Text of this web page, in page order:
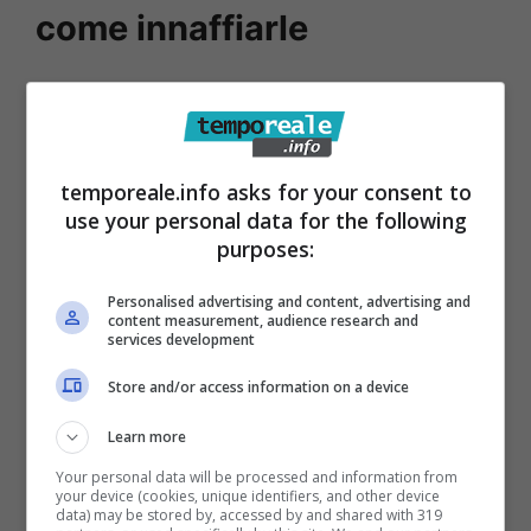
come innaffiarle
di piante grasse, che stanno bene in
riparate dalle intemperie . Le temperature, se
non eccessivamente gelide, saranno
assicurarvi che crescano e proliferino al
temporeale.info asks for your consent to
use your personal data for the following
purposes:
Personalised advertising and content, advertising and
content measurement, audience research and
services development
Store and/or access information on a device
Learn more
Your personal data will be processed and information from
your device (cookies, unique identifiers, and other device
data) may be stored by, accessed by and shared with 319